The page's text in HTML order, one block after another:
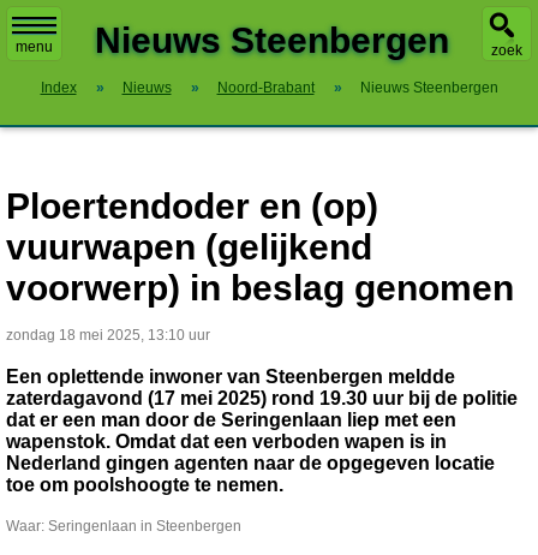
menu zoek
Nieuws Steenbergen
Index » Nieuws » Noord-Brabant » Nieuws Steenbergen
Ploertendoder en (op)
vuurwapen (gelijkend
voorwerp) in beslag genomen
zondag 18 mei 2025, 13:10 uur
Een oplettende inwoner van Steenbergen meldde
zaterdagavond (17 mei 2025) rond 19.30 uur bij de politie
dat er een man door de Seringenlaan liep met een
wapenstok. Omdat dat een verboden wapen is in
Nederland gingen agenten naar de opgegeven locatie
toe om poolshoogte te nemen.
Waar: Seringenlaan in Steenbergen